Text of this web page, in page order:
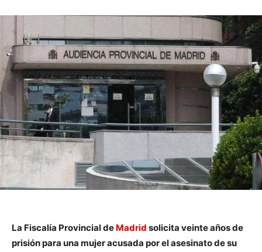
La Fiscalía Provincial de Madrid solicita veinte años de
prisión para una mujer acusada por el asesinato de su